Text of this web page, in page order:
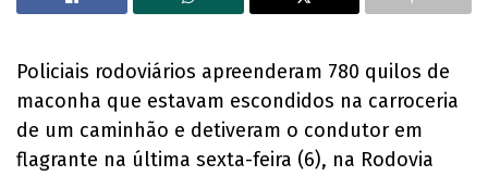
Policiais rodoviários apreenderam 780 quilos de
maconha que estavam escondidos na carroceria
de um caminhão e detiveram o condutor em
flagrante na última sexta-feira (6), na Rodovia